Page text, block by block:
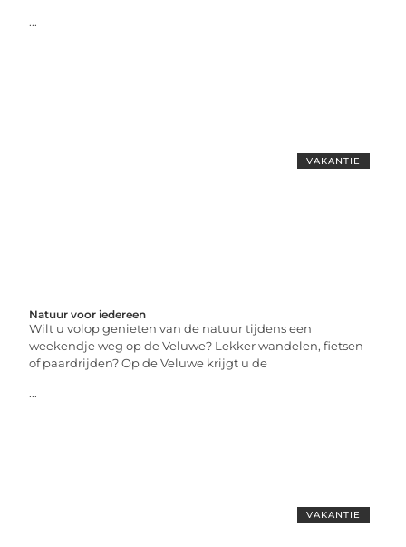
...
VAKANTIE
Natuur voor iedereen
Wilt u volop genieten van de natuur tijdens een
weekendje weg op de Veluwe? Lekker wandelen, fietsen
of paardrijden? Op de Veluwe krijgt u de
...
VAKANTIE